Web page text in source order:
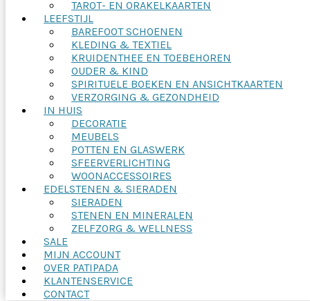
TAROT- EN ORAKELKAARTEN
LEEFSTIJL
BAREFOOT SCHOENEN
KLEDING & TEXTIEL
KRUIDENTHEE EN TOEBEHOREN
OUDER & KIND
SPIRITUELE BOEKEN EN ANSICHTKAARTEN
VERZORGING & GEZONDHEID
IN HUIS
DECORATIE
MEUBELS
POTTEN EN GLASWERK
SFEERVERLICHTING
WOONACCESSOIRES
EDELSTENEN & SIERADEN
SIERADEN
STENEN EN MINERALEN
ZELFZORG & WELLNESS
SALE
MIJN ACCOUNT
OVER PATIPADA
KLANTENSERVICE
CONTACT